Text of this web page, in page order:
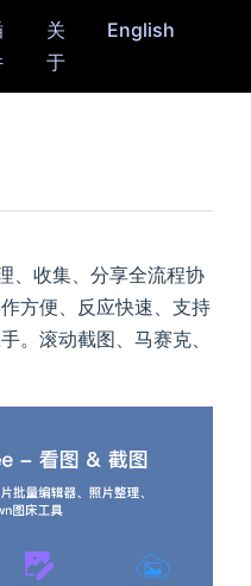
关
于
English
、收集、分享全流程协
方便、反应快速、支持
。滚动截图、马赛克、